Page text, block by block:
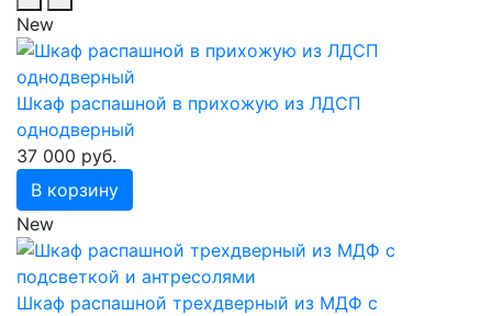
New
Шкаф распашной в прихожую из ЛДСП
однодверный
37 000 руб.
В корзину
New
Шкаф распашной трехдверный из МДФ с